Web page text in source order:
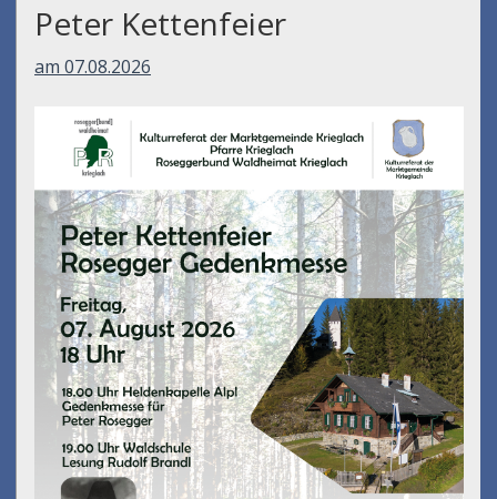
Peter Kettenfeier
am 07.08.2026